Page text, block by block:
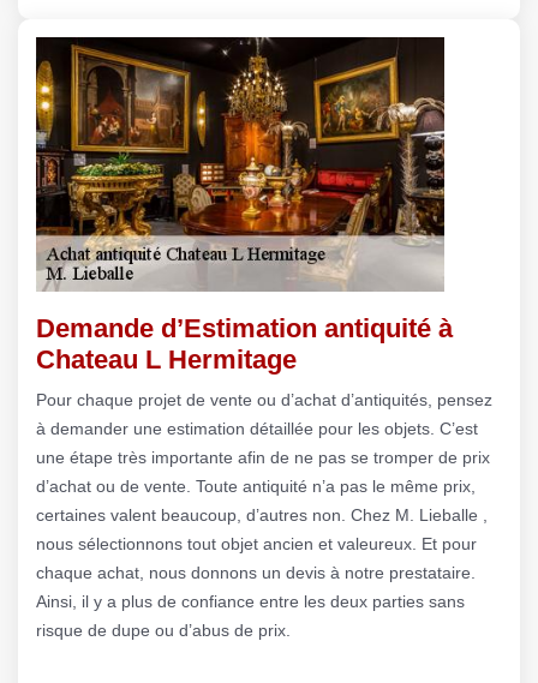
Demande d’Estimation antiquité à
Chateau L Hermitage
Pour chaque projet de vente ou d’achat d’antiquités, pensez
à demander une estimation détaillée pour les objets. C’est
une étape très importante afin de ne pas se tromper de prix
d’achat ou de vente. Toute antiquité n’a pas le même prix,
certaines valent beaucoup, d’autres non. Chez M. Lieballe ,
nous sélectionnons tout objet ancien et valeureux. Et pour
chaque achat, nous donnons un devis à notre prestataire.
Ainsi, il y a plus de confiance entre les deux parties sans
risque de dupe ou d’abus de prix.